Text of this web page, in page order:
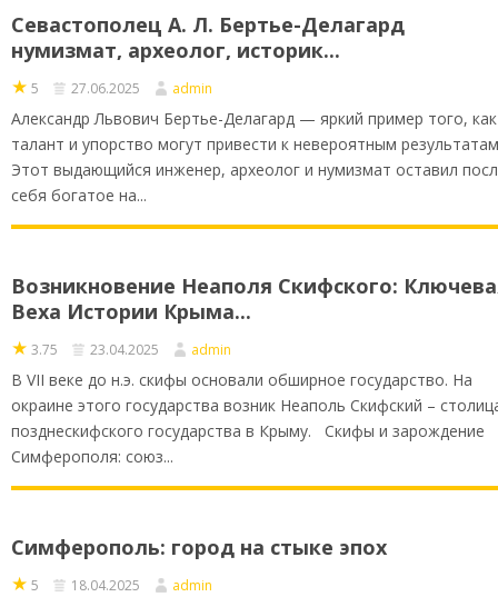
Севастополец А. Л. Бертье-Делагард
нумизмат, археолог, историк...
★ 5 27.06.2025 admin
Александр Львович Бертье-Делагард — яркий пример того, как
талант и упорство могут привести к невероятным
Этот выдающийся инженер, археолог и нумизмат оставил
себя богатое на...
Возникновение Неаполя Скифского:
Веха Истории Крыма...
★ 3.75 23.04.2025 admin
В VII веке до н.э. скифы основали обширное государство. На
окраине этого государства возник Неаполь Скифский –
позднескифского государства в Крыму. Скифы и зарождение
Симферополя: союз...
Симферополь: город на стыке эпох
★ 5 18.04.2025 admin